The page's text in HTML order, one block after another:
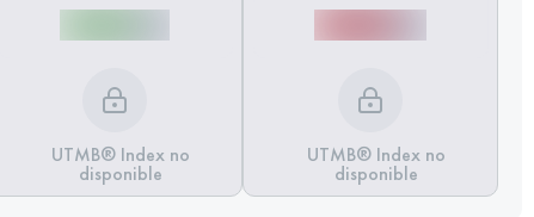
UTMB® Index no
disponible
UTMB® Index no
disponible